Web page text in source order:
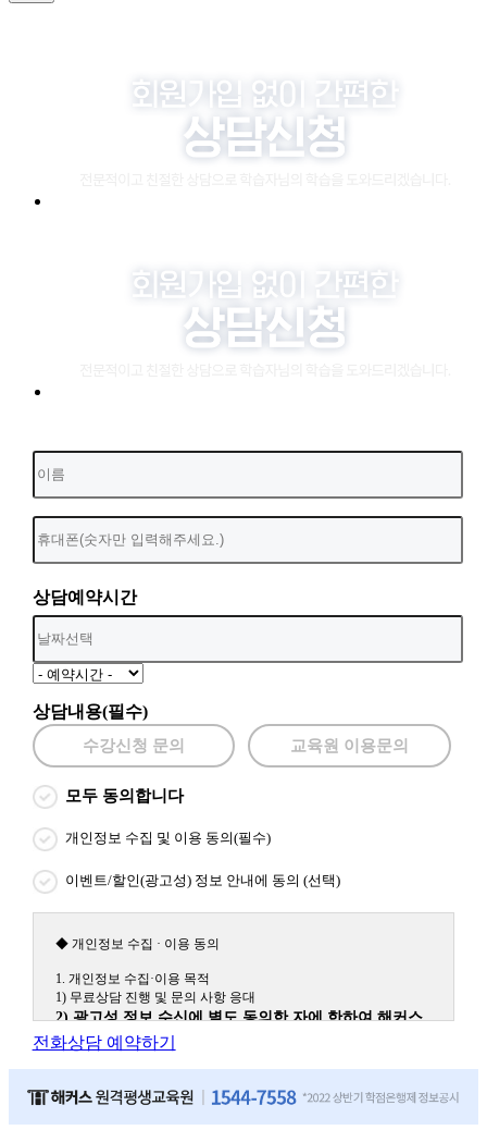
상담예약시간
상담내용(필수)
수강신청 문의 교육원 이용문의
모두 동의합니다
개인정보 수집 및 이용 동의(필수)
이벤트/할인(광고성) 정보 안내에 동의 (선택)
◆ 개인정보 수집 · 이용 동의
1. 개인정보 수집·이용 목적
1) 무료상담 진행 및 문의 사항 응대
2) 광고성 정보 수신에 별도 동의한 자에 한하여 해커스
원격평생교육원을 비롯한 해커스 교육그룹의 새로운 서
(해커스교육그룹: 해커스인강, 해커스프랩, 해커스톡, 해커스중국
전화상담 예약하기